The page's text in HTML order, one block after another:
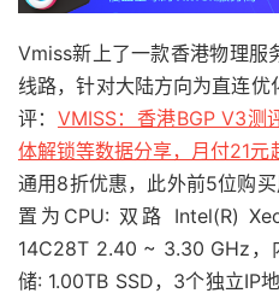
Vmiss新上了一款香港物理服
线路，针对大陆方向为直连优
评： VMISS：香港BGP V3测
体解锁等数据分享，月付21元
通用8折优惠，此外前5位购
置为CPU: 双路 Intel(R)
14C28T 2.40 ~ 3.30 GHz，
储: 1.00TB SSD，3个独立IP